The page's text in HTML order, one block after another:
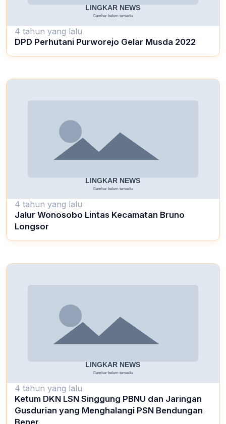
4 tahun yang lalu
DPD Perhutani Purworejo Gelar Musda 2022
4 tahun yang lalu
Jalur Wonosobo Lintas Kecamatan Bruno
Longsor
4 tahun yang lalu
Ketum DKN LSN Singgung PBNU dan Jaringan
Gusdurian yang Menghalangi PSN Bendungan
Bener